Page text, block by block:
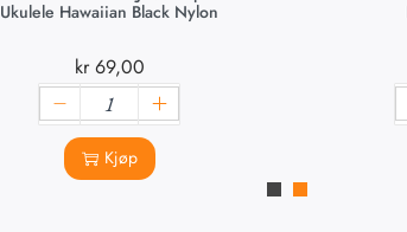
Ukulele Hawaiian Black Nylon
kr69,00
Kjøp